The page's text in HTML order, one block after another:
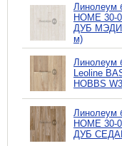
Линолеум
HOME 30-
ДУБ
м)
Линолеум
Leoline
HOBBS
Линолеум
HOME 30-
ДУБ